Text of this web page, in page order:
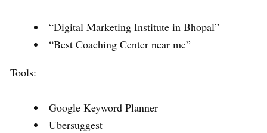
“Digital Marketing Institute in Bhopal”
“Best Coaching Center near me”
Tools:
Google Keyword Planner
Ubersuggest